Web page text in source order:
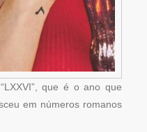
que é o ano que
em números romanos